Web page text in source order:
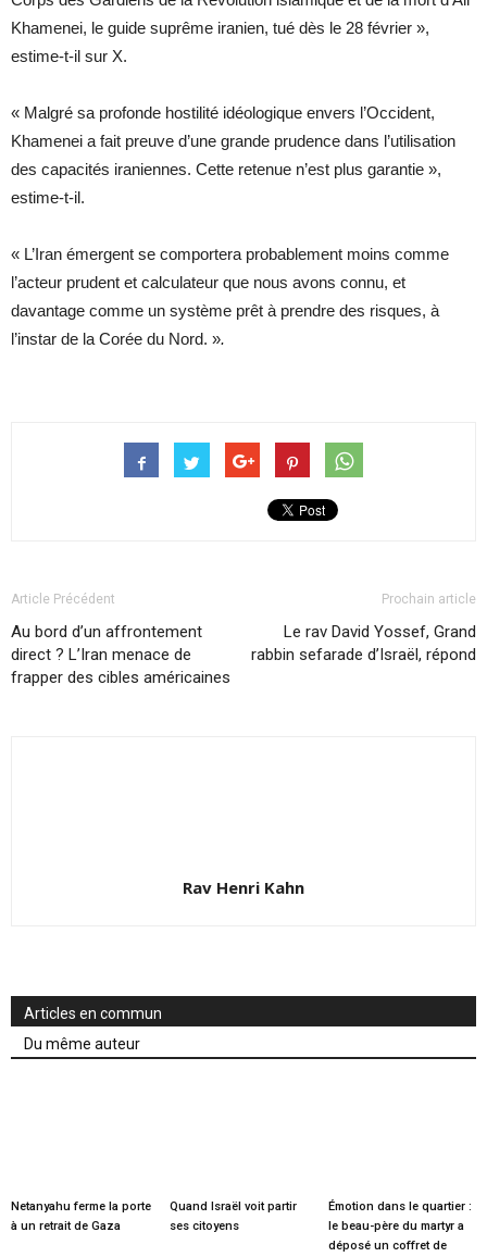
Khamenei, le guide suprême iranien, tué dès le 28 février »,
estime-t-il sur X.
« Malgré sa profonde hostilité idéologique envers l’Occident,
Khamenei a fait preuve d’une grande prudence dans l’utilisation
des capacités iraniennes. Cette retenue n’est plus garantie »,
estime-t-il.
« L’Iran émergent se comportera probablement moins comme
l’acteur prudent et calculateur que nous avons connu, et
davantage comme un système prêt à prendre des risques, à
l’instar de la Corée du Nord. ».
Article Précédent
Au bord d’un affrontement
direct ? L’Iran menace de
frapper des cibles américaines
Prochain article
Le rav David Yossef, Grand
rabbin sefarade d’Israël, répond
Rav Henri Kahn
Articles en commun
Du même auteur
Netanyahu ferme la porte
à un retrait de Gaza
Quand Israël voit partir
ses citoyens
Émotion dans le quartier :
le beau-père du martyr a
déposé un coffret de